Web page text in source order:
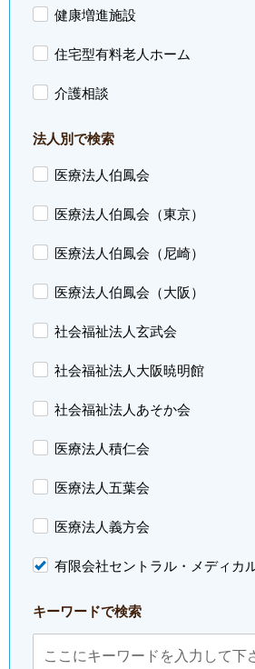
健康増進施設
住宅型有料老人ホーム
介護相談
法人別で検索
医療法人伯鳳会
医療法人伯鳳会（東京）
医療法人伯鳳会（尼崎）
医療法人伯鳳会（大阪）
社会福祉法人玄武会
社会福祉法人大阪暁明館
社会福祉法人あそか会
医療法人積仁会
医療法人五葉会
医療法人義方会
有限会社セントラル・メディカ
キーワードで検索